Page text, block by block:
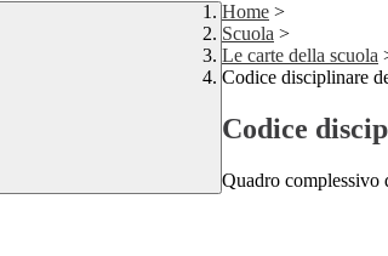
Home >
Scuola >
Le carte della scuola
Codice disciplinare
Codice
Quadro complessivo